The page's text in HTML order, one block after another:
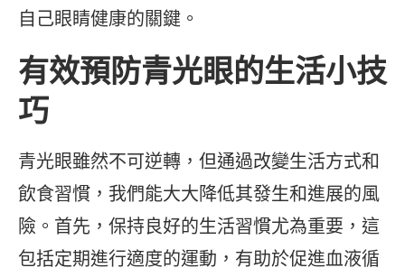
自己眼睛健康的關鍵。
有效預防青光眼的生活小技
巧
青光眼雖然不可逆轉，但通過改變生活方式和
飲食習慣，我們能大大降低其發生和進展的風
險。首先，保持良好的生活習慣尤為重要，這
包括定期進行適度的運動，有助於促進血液循